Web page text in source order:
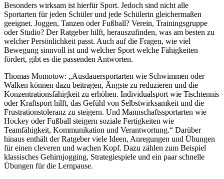
Besonders wirksam ist hierfür Sport. Jedoch sind nicht alle
Sportarten für jeden Schüler und jede Schülerin gleichermaßen
geeignet. Joggen, Tanzen oder Fußball? Verein, Trainingsgruppe
oder Studio? Der Ratgeber hilft, herauszufinden, was am besten zu
welcher Persönlichkeit passt. Auch auf die Fragen, wie viel
Bewegung sinnvoll ist und welcher Sport welche Fähigkeiten
fördert, gibt es die passenden Antworten.
Thomas Momotow: „Ausdauersportarten wie Schwimmen oder
Walken können dazu beitragen, Ängste zu reduzieren und die
Konzentrationsfähigkeit zu erhöhen. Individualsport wie Tischtennis
oder Kraftsport hilft, das Gefühl von Selbstwirksamkeit und die
Frustrationstoleranz zu steigern. Und Mannschaftssportarten wie
Hockey oder Fußball steigern soziale Fertigkeiten wie
Teamfähigkeit, Kommunikation und Verantwortung.“ Darüber
hinaus enthält der Ratgeber viele Ideen, Anregungen und Übungen
für einen cleveren und wachen Kopf. Dazu zählen zum Beispiel
klassisches Gehirnjogging, Strategiespiele und ein paar schnelle
Übungen für die Lernpause.